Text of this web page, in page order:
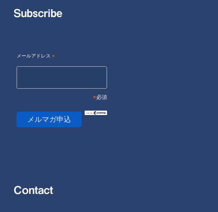
Subscribe
メールアドレス *
*必須
Contact